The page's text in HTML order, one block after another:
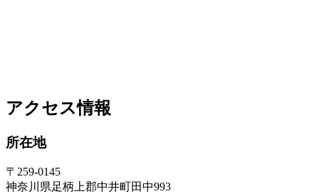
アクセス情報
所在地
〒259-0145
神奈川県足柄上郡中井町田中993